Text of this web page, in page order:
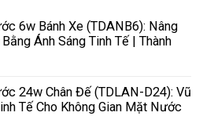
6w Bánh Xe (TDANB6): Nâng
Ánh Sáng Tinh Tế | Thành
24w Chân Đế (TDLAN-D24): Vũ
Tế Cho Không Gian Mặt Nước